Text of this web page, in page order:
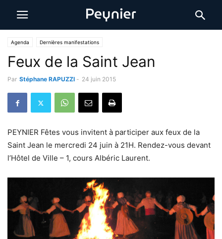
Agenda Dernières manifestations
Feux de la Saint Jean
Par Stéphane RAPUZZI - 24 juin 2015
PEYNIER Fêtes vous invitent à participer aux feux de la
Saint Jean le mercredi 24 juin à 21H. Rendez-vous devant
l’Hôtel de Ville – 1, cours Albéric Laurent.